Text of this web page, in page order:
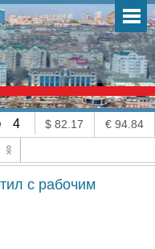
4 $ 82.17 € 94.84
с рабочим